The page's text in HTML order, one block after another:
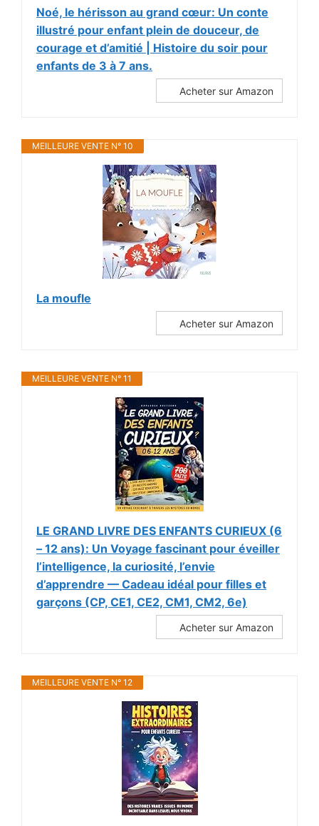
Noé, le hérisson au grand cœur: Un conte
illustré pour enfant plein de douceur, de
courage et d’amitié | Histoire du soir pour
enfants de 3 à 7 ans.
Acheter sur Amazon
MEILLEURE VENTE N° 10
La moufle
Acheter sur Amazon
MEILLEURE VENTE N° 11
LE GRAND LIVRE DES ENFANTS CURIEUX (6
– 12 ans): Un Voyage fascinant pour éveiller
l’intelligence, la curiosité, l’envie
d’apprendre — Cadeau idéal pour filles et
garçons (CP, CE1, CE2, CM1, CM2, 6e)
Acheter sur Amazon
MEILLEURE VENTE N° 12